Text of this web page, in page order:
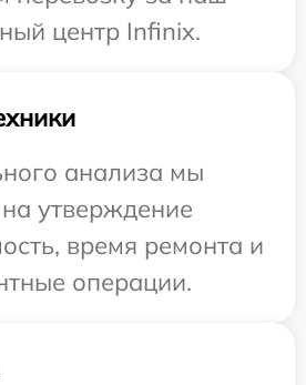
центр Infinix.
анализа мы
утверждение
время ремонта и
операции.